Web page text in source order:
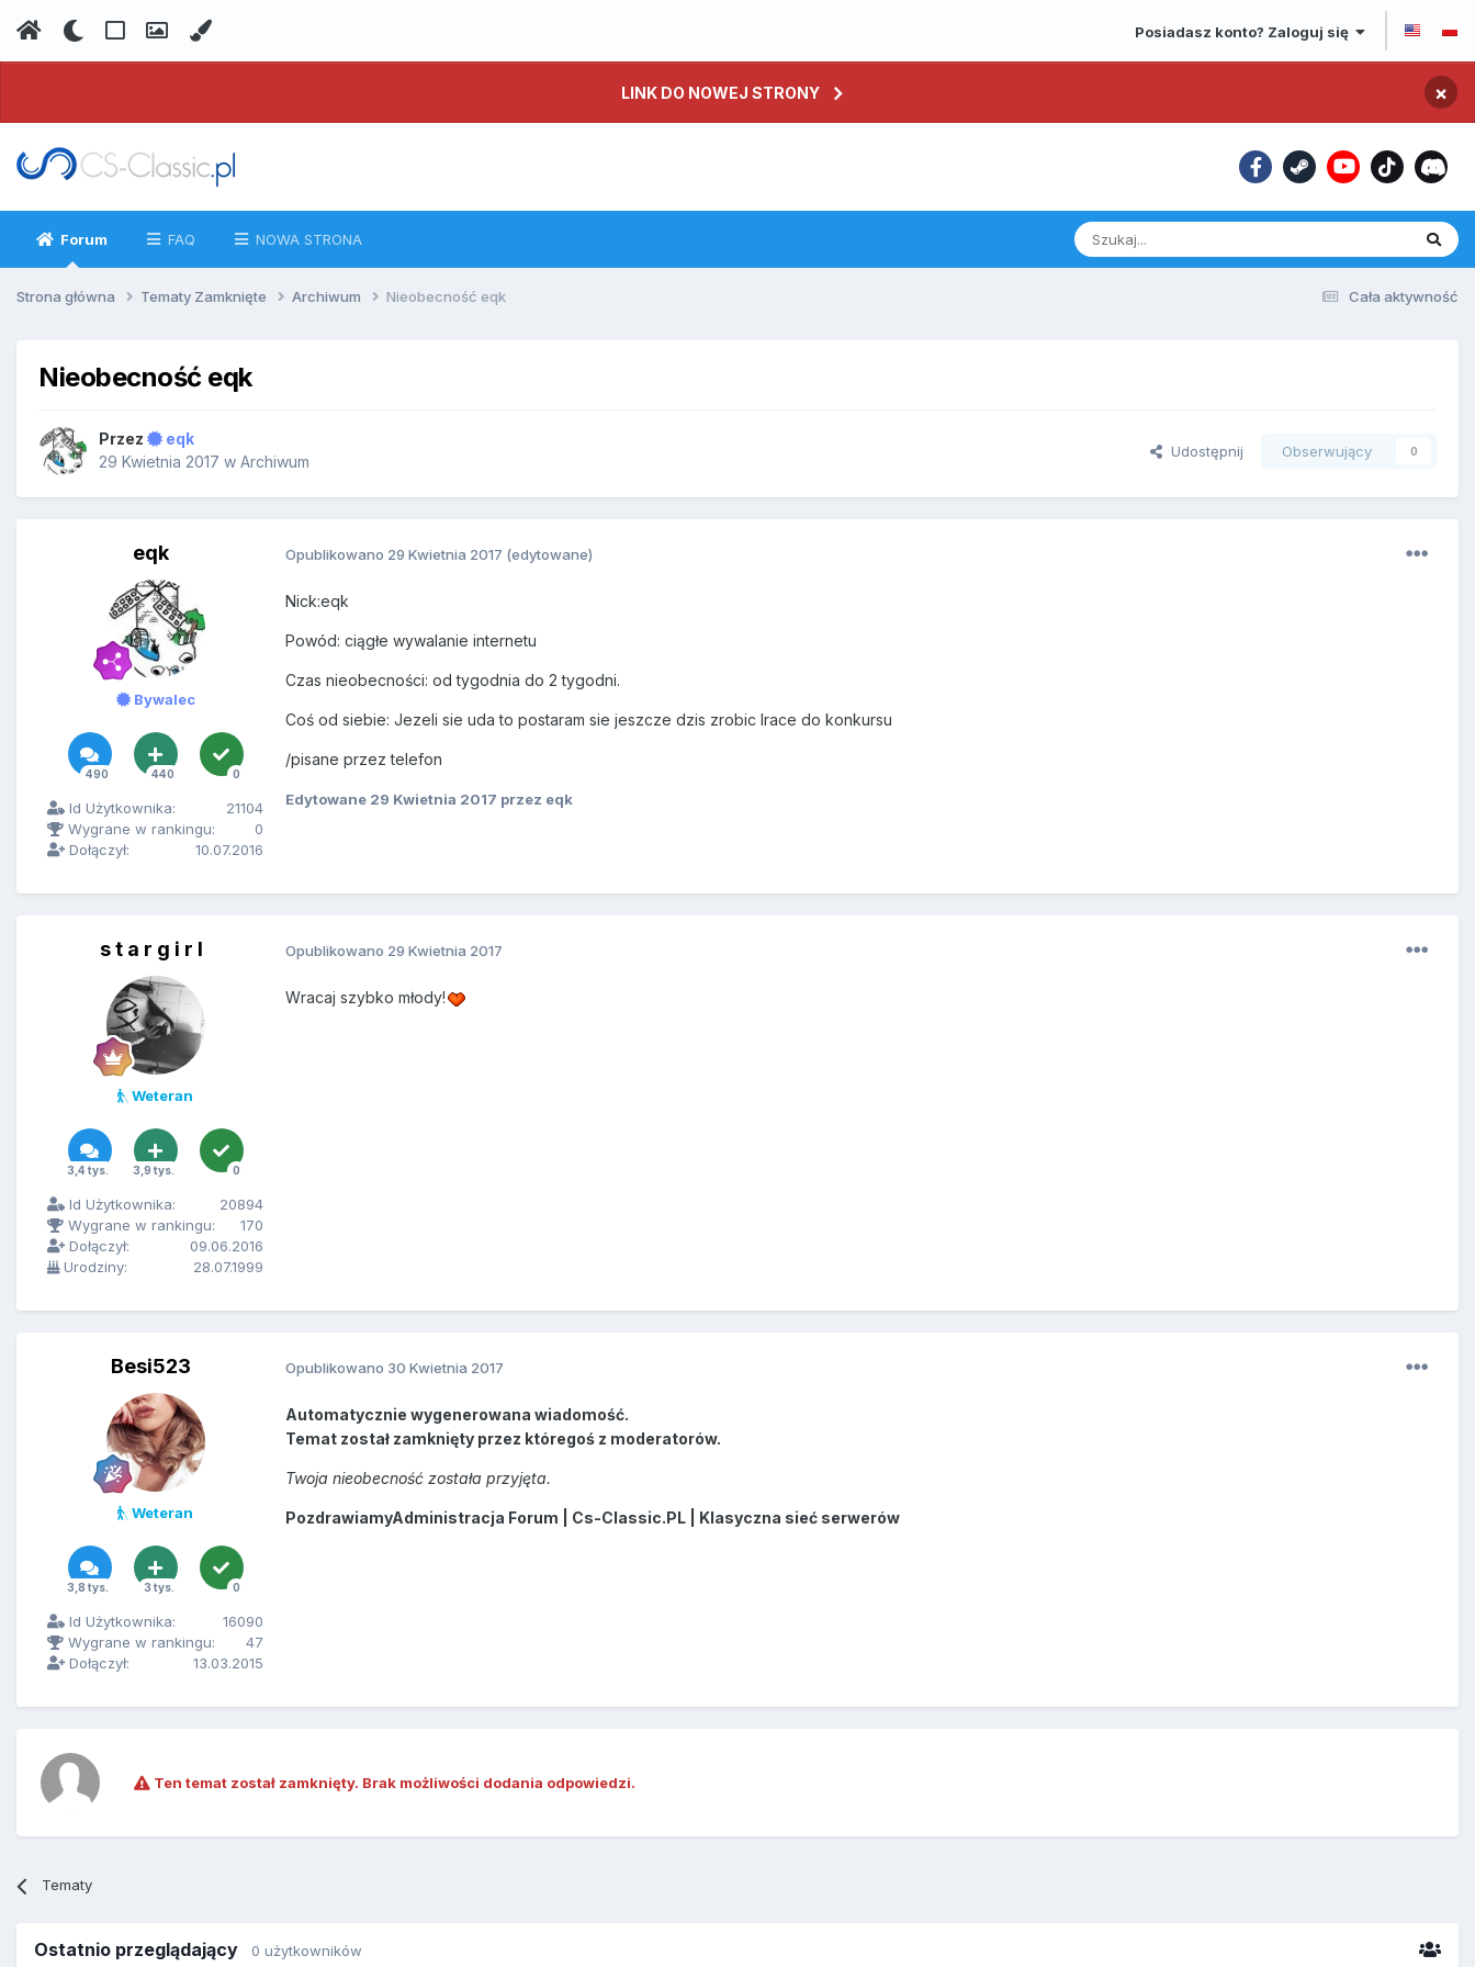
Posiadasz konto? Zaloguj się
LINK DO NOWEJ STRONY ×
Forum FAQ NOWA STRONA
Cała aktywność
Strona główna Tematy Zamknięte Archiwum Nieobecność eqk
Nieobecność eqk
Przez
eqk
29 Kwietnia 2017 w Archiwum
Udostępnij Obserwujący 0
eqk
Bywalec
490 440 0
Id Użytkownika:
21104
Wygrane w rankingu:
0
Dołączył:
10.07.2016
Opublikowano 29 Kwietnia 2017 (edytowane)
Nick:eqk
Powód: ciągłe wywalanie internetu
Czas nieobecności: od tygodnia do 2 tygodni.
Coś od siebie: Jezeli sie uda to postaram sie jeszcze dzis zrobic lrace do konkursu
/pisane przez telefon
Edytowane 29 Kwietnia 2017 przez eqk
s t a r g i r l
Weteran
3,4 tys. 3,9 tys. 0
Id Użytkownika:
20894
Wygrane w rankingu:
170
Dołączył:
09.06.2016
Urodziny:
28.07.1999
Opublikowano 29 Kwietnia 2017
Wracaj szybko młody!
Besi523
Weteran
3,8 tys. 3 tys. 0
Id Użytkownika:
16090
Wygrane w rankingu:
47
Dołączył:
13.03.2015
Opublikowano 30 Kwietnia 2017
Automatycznie wygenerowana wiadomość.
Temat został zamknięty przez któregoś z moderatorów.
Twoja nieobecność została przyjęta.
PozdrawiamyAdministracja Forum | Cs-Classic.PL | Klasyczna sieć serwerów
Ten temat został zamknięty. Brak możliwości dodania odpowiedzi.
Tematy
Ostatnio przeglądający 0 użytkowników